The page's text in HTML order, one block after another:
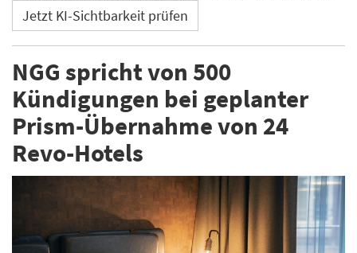
Jetzt KI-Sichtbarkeit prüfen
NGG spricht von 500
Kündigungen bei geplanter
Prism-Übernahme von 24
Revo-Hotels